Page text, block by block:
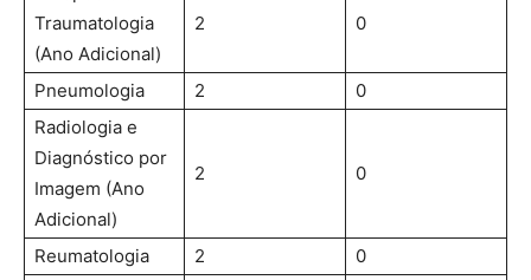
Traumatologia
(Ano Adicional)
2 0
Pneumologia 2
0
Radiologia e
Diagnóstico por
Imagem (Ano
Adicional)
2 0
Reumatologia 2
0